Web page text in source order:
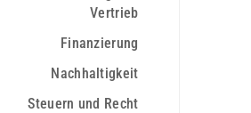
Vertrieb
Finanzierung
Nachhaltigkeit
Steuern und Recht